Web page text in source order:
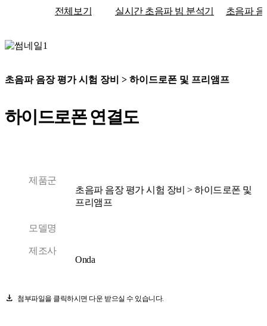
전체보기 실시간 초음파 빔 분석기 초음파
초음파 음장 평가 시험 장비 > 하이드로폰 및 프리앰프
하이드로폰 연결도
제품군
초음파 음장 평가 시험 장비 > 하이드로폰 및
프리앰프
모델명
제조사
Onda
download 첨부파일을 클릭하시면 다운 받으실 수 있습니다.